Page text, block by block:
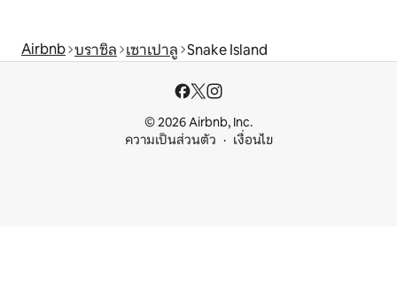
Airbnb บราซิล เซาเปาลู Snake Island
© 2026 Airbnb, Inc.
ความเป็นส่วนตัว
เงื่อนไข